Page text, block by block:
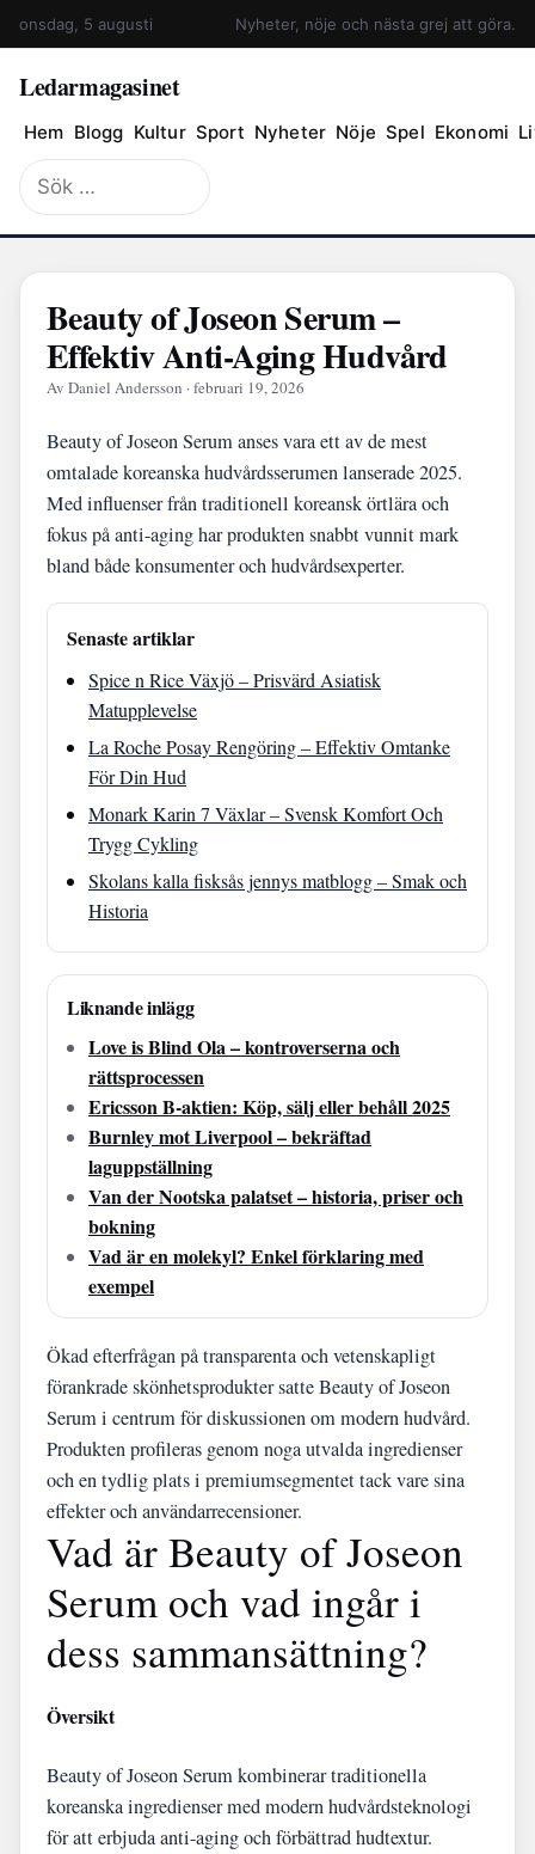
onsdag, 5 augusti Nyheter, nöje och nästa grej att göra.
Ledarmagasinet
Hem Blogg Kultur Sport Nyheter Nöje Spel Ekonomi
Sök
efter:
Beauty of Joseon Serum –
Effektiv Anti-Aging Hudvård
Av Daniel Andersson · februari 19, 2026
Beauty of Joseon Serum anses vara ett av de mest
omtalade koreanska hudvårdsserumen lanserade 2025.
Med influenser från traditionell koreansk örtlära och
fokus på anti-aging har produkten snabbt vunnit mark
bland både konsumenter och hudvårdsexperter.
Senaste artiklar
Spice n Rice Växjö – Prisvärd Asiatisk
Matupplevelse
La Roche Posay Rengöring – Effektiv Omtanke
För Din Hud
Monark Karin 7 Växlar – Svensk Komfort Och
Trygg Cykling
Skolans kalla fisksås jennys matblogg – Smak och
Historia
Liknande inlägg
Love is Blind Ola – kontroverserna och
rättsprocessen
Ericsson B-aktien: Köp, sälj eller behåll 2025
Burnley mot Liverpool – bekräftad
laguppställning
Van der Nootska palatset – historia, priser och
bokning
Vad är en molekyl? Enkel förklaring med
exempel
Ökad efterfrågan på transparenta och vetenskapligt
förankrade skönhetsprodukter satte Beauty of Joseon
Serum i centrum för diskussionen om modern hudvård.
Produkten profileras genom noga utvalda ingredienser
och en tydlig plats i premiumsegmentet tack vare sina
effekter och användarrecensioner.
Vad är Beauty of Joseon
Serum och vad ingår i
dess sammansättning?
Översikt
Beauty of Joseon Serum kombinerar traditionella
koreanska ingredienser med modern hudvårdsteknologi
för att erbjuda anti-aging och förbättrad hudtextur.